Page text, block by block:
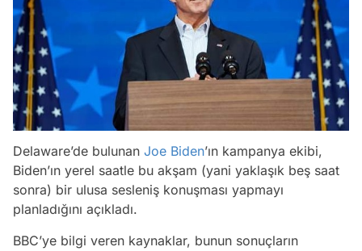
Delaware’de bulunan Joe Biden’ın kampanya ekibi,
Biden’ın yerel saatle bu akşam (yani yaklaşık beş saat
sonra) bir ulusa sesleniş konuşması yapmayı
planladığını açıkladı.
BBC’ye bilgi veren kaynaklar, bunun sonuçların